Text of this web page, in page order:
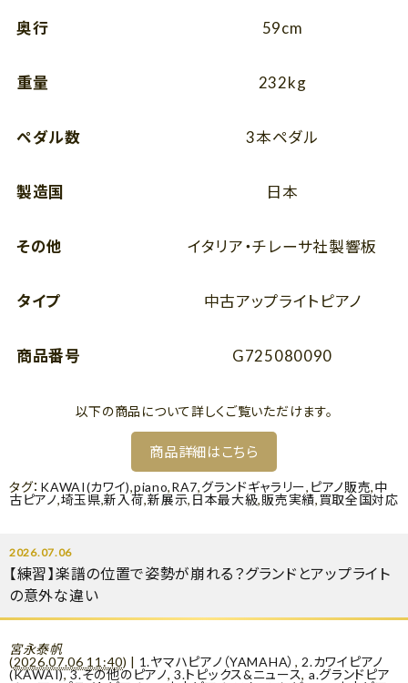
奥行 59cm
重量 232kg
ペダル数 3本ペダル
製造国 日本
その他 イタリア・チレーサ社製響板
タイプ 中古アップライトピアノ
商品番号 G725080090
以下の商品について詳しくご覧いただけます。
商品詳細はこちら
タグ： KAWAI(カワイ),piano,RA7,グランドギャラリー, ピアノ販売,中
古ピアノ,埼玉県,新入荷,新展示, 日本最大級,販売実績, 買取全国対応
2026.07.06
【練習】楽譜の位置で姿勢が崩れる？グランドとアップライト
の意外な違い
宮永泰帆
(2026.07.06 11:40) | 1.ヤマハピアノ（YAMAHA） , 2.カワイピアノ
(KAWAI),3.その他のピアノ,3.トピックス&ニュース, a.グランドピア